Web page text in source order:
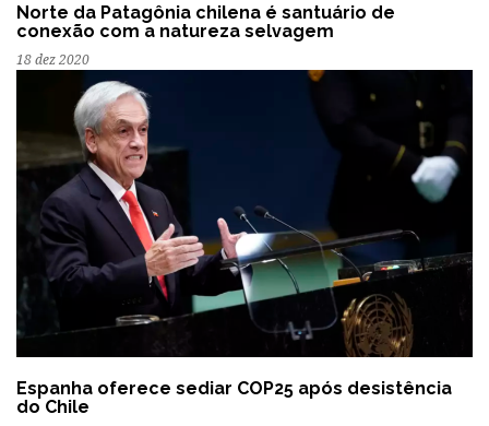
Norte da Patagônia chilena é santuário de
conexão com a natureza selvagem
18 dez 2020
Espanha oferece sediar COP25 após desistência
do Chile